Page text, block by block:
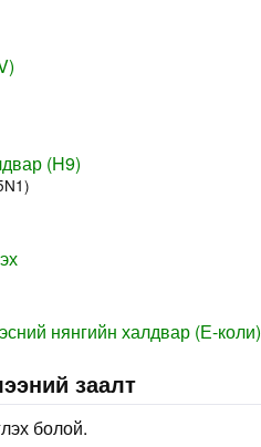
(H9)
нянгийн халдвар (Е-коли)
заалт
болой.